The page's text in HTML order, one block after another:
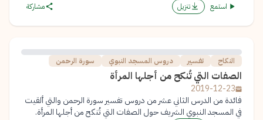
استمع تنزيل مشاركة
النكاح تفسير دروس المسجد النبوي سورة الرحمن
الصفات التي تُنكح من أجلها المرأة
2019-12-23
فائدة من الدرس الثاني عشر من دروس تفسير سورة الرحمن والتي ألقيت
في المسجد النبوي الشريف حول الصفات التي تُنكح من أجلها المرأة.